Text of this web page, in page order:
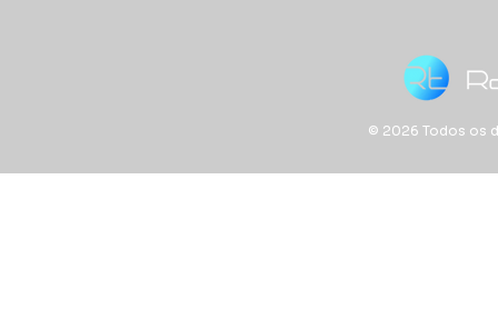
© 2026 Todos os